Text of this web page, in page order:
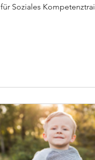
für Soziales